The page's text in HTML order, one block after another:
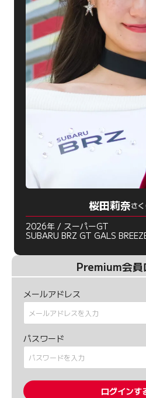
桜田莉奈さ
2026年 / スーパーGT
SUBARU BRZ GT GALS
Premium会員
メールアドレス
パスワード
ログインす